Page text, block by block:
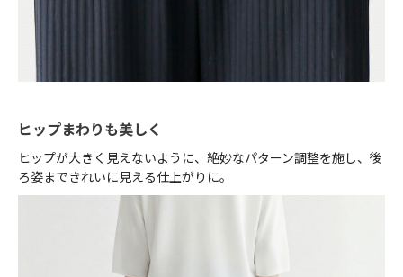
ヒップまわりも美しく
ヒップが大きく見えないように、絶妙なパターン調整を施し、後
ろ姿まできれいに見える仕上がりに。